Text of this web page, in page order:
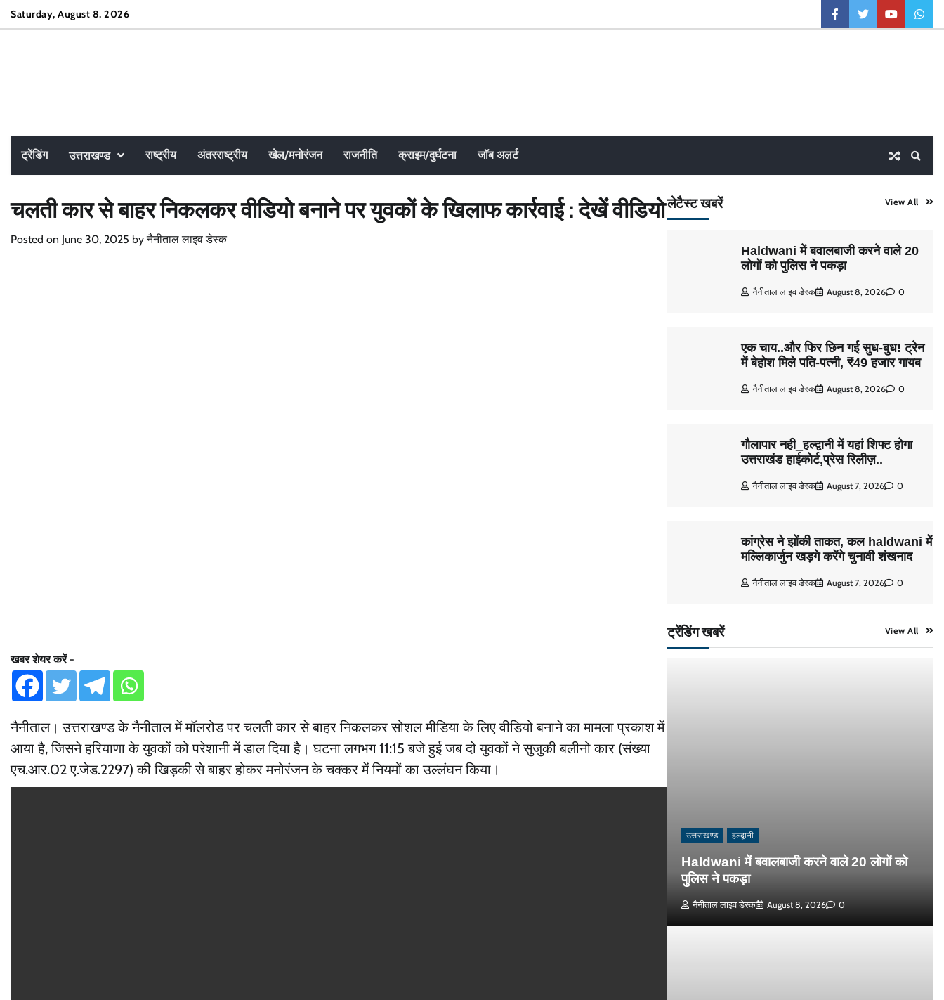
SkipSaturday, August 8, 2026
facebooktwitteryoutube
ट्रेंडिंग उत्तराखण्ड राष्ट्रीय अंतरराष्ट्रीय खेल/मनोरंजन राजनीति क्राइम/दुर्घटना जॉब अलर्ट
चलती कार से बाहर निकलकर वीडियो बनाने पर युवकों के खिलाफ कार्रवाई : देखें वीडियो
Posted on June 30, 2025 byनैनीताल लाइव डेस्क
खबर शेयर करें -
नैनीताल। उत्तराखण्ड के नैनीताल में मॉलरोड पर चलती कार से बाहर निकलकर सोशल मीडिया के लिए वीडियो बनाने का मामला प्रकाश में
आया है, जिसने हरियाणा के युवकों को परेशानी में डाल दिया है। घटना लगभग 11:15 बजे हुई जब दो युवकों ने सुजुकी बलीनो कार (संख्या
एच.आर.02 ए.जेड.2297) की खिड़की से बाहर होकर मनोरंजन के चक्कर में नियमों का उल्लंघन किया।
लेटैस्ट खबरें View All
Haldwani में बवालबाजी करने वाले 20
लोगों को पुलिस ने पकड़ा
नैनीताल लाइव डेस्क August 8, 2026 0
एक चाय..और फिर छिन गई सुध-बुध! ट्रेन
में बेहोश मिले पति-पत्नी, ₹49 हजार गायब
नैनीताल लाइव डेस्क August 8, 2026 0
गौलापार नही_हल्द्वानी में यहां शिफ्ट होगा
उत्तराखंड हाईकोर्ट,प्रेस रिलीज़..
नैनीताल लाइव डेस्क August 7, 2026 0
कांग्रेस ने झोंकी ताकत, कल haldwani में
मल्लिकार्जुन खड़गे करेंगे चुनावी शंखनाद
नैनीताल लाइव डेस्क August 7, 2026 0
ट्रेंडिंग खबरें View All
उत्तराखण्ड हल्द्वानी
Haldwani में बवालबाजी करने वाले 20 लोगों को
पुलिस ने पकड़ा
नैनीताल लाइव डेस्क August 8, 2026 0